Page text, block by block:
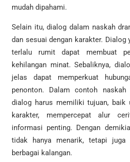
mudah dipahami.
Selain itu, dialog dalam naskah
dan sesuai dengan karakter.
terlalu rumit dapat membuat
kehilangan minat. Sebaliknya,
jelas dapat memperkuat
penonton. Dalam contoh
dialog harus memiliki tujuan, baik
karakter, mempercepat alur
informasi penting. Dengan
tidak hanya menarik, tetapi juga
berbagai kalangan.